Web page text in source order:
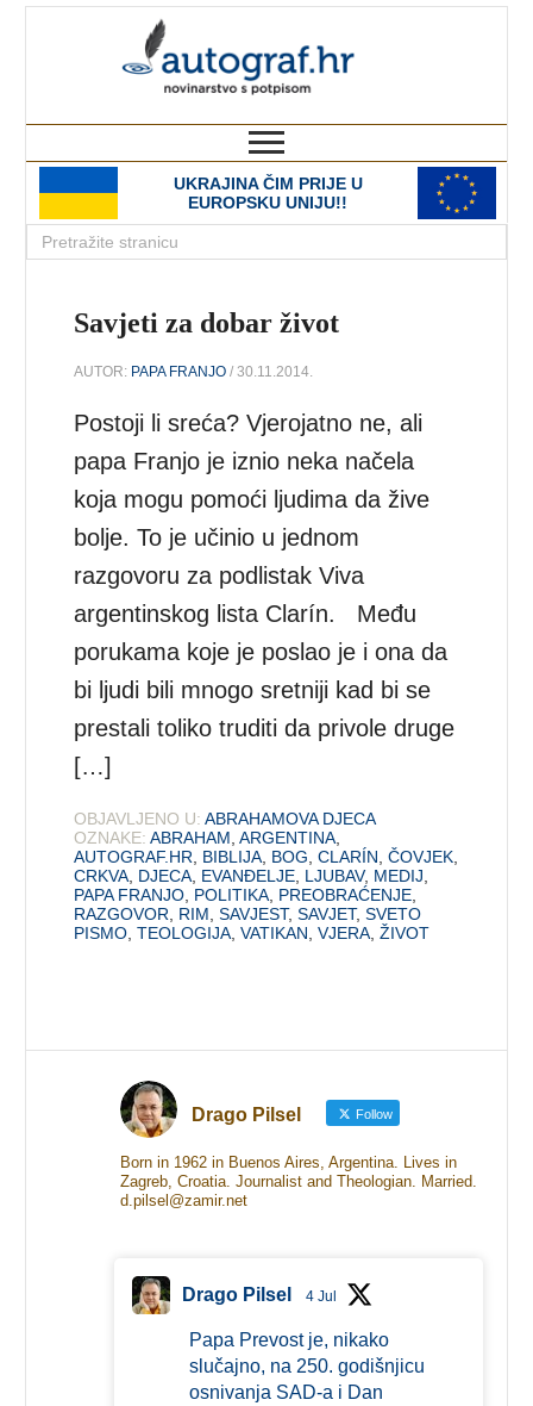
UKRAJINA ČIM PRIJE U
EUROPSKU UNIJU!!
Savjeti za dobar život
AUTOR: PAPA FRANJO / 30.11.2014.
Postoji li sreća? Vjerojatno ne, ali
papa Franjo je iznio neka načela
koja mogu pomoći ljudima da žive
bolje. To je učinio u jednom
razgovoru za podlistak Viva
argentinskog lista Clarín. Među
porukama koje je poslao je i ona da
bi ljudi bili mnogo sretniji kad bi se
prestali toliko truditi da privole druge
[…]
OBJAVLJENO U: ABRAHAMOVA DJECA
OZNAKE: ABRAHAM ,ARGENTINA
AUTOGRAF.HR
BIBLIJA BOG ,CLARÍN ,ČOVJEK
CRKVA DJECA EVANĐELJE LJUBAV, MEDIJ
PAPA FRANJO POLITIKA PREOBRAĆENJE
RAZGOVOR
RIM ,SAVJEST,SAVJET,SVETO
PISMO ,TEOLOGIJA ,VATIKAN ,VJERA ,ŽIVOT
Drago Pilsel Follow
Born in 1962 in Buenos Aires, Argentina. Lives in
Zagreb, Croatia. Journalist and Theologian. Married.
d.pilsel@zamir.net
Drago Pilsel 4 Jul
Papa Prevost je, nikako
slučajno, na 250. godišnjicu
osnivanja SAD-a i Dan